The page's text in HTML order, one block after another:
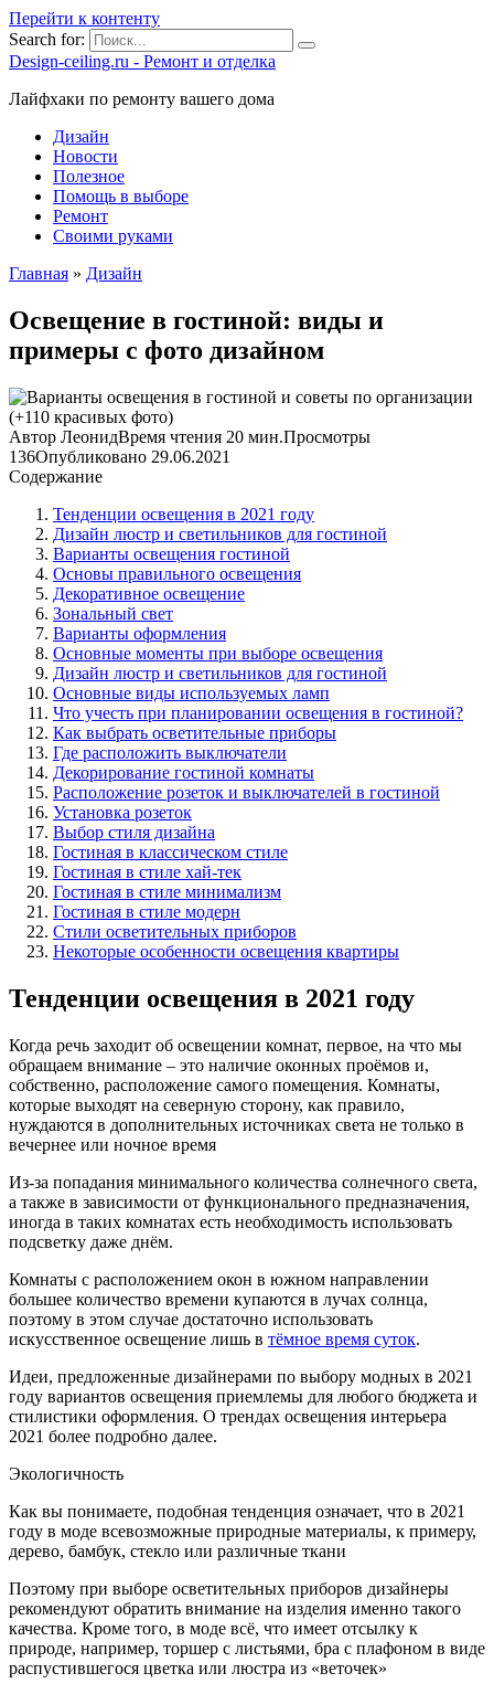
Перейти к контенту
Search for:
Design-ceiling.ru - Ремонт и отделка
Лайфхаки по ремонту вашего дома
Дизайн
Новости
Полезное
Помощь в выборе
Ремонт
Своими руками
Главная » Дизайн
Освещение в гостиной: виды и
примеры с фото дизайном
Автор ЛеонидВремя чтения 20 мин.Просмотры
136Опубликовано 29.06.2021
Содержание
Тенденции освещения в 2021 году
Дизайн люстр и светильников для гостиной
Варианты освещения гостиной
Основы правильного освещения
Декоративное освещение
Зональный свет
Варианты оформления
Основные моменты при выборе освещения
Дизайн люстр и светильников для гостиной
Основные виды используемых ламп
Что учесть при планировании освещения в гостиной?
Как выбрать осветительные приборы
Где расположить выключатели
Декорирование гостиной комнаты
Расположение розеток и выключателей в гостиной
Установка розеток
Выбор стиля дизайна
Гостиная в классическом стиле
Гостиная в стиле хай-тек
Гостиная в стиле минимализм
Гостиная в стиле модерн
Стили осветительных приборов
Некоторые особенности освещения квартиры
Тенденции освещения в 2021 году
Когда речь заходит об освещении комнат, первое, на что мы
обращаем внимание – это наличие оконных проёмов и,
собственно, расположение самого помещения. Комнаты,
которые выходят на северную сторону, как правило,
нуждаются в дополнительных источниках света не только в
вечернее или ночное время
Из-за попадания минимального количества солнечного света,
а также в зависимости от функционального предназначения,
иногда в таких комнатах есть необходимость использовать
подсветку даже днём.
Комнаты с расположением окон в южном направлении
большее количество времени купаются в лучах солнца,
поэтому в этом случае достаточно использовать
искусственное освещение лишь в тёмное время суток.
Идеи, предложенные дизайнерами по выбору модных в 2021
году вариантов освещения приемлемы для любого бюджета и
стилистики оформления. О трендах освещения интерьера
2021 более подробно далее.
Экологичность
Как вы понимаете, подобная тенденция означает, что в 2021
году в моде всевозможные природные материалы, к примеру,
дерево, бамбук, стекло или различные ткани
Поэтому при выборе осветительных приборов дизайнеры
рекомендуют обратить внимание на изделия именно такого
качества. Кроме того, в моде всё, что имеет отсылку к
природе, например, торшер с листьями, бра с плафоном в виде
распустившегося цветка или люстра из «веточек»